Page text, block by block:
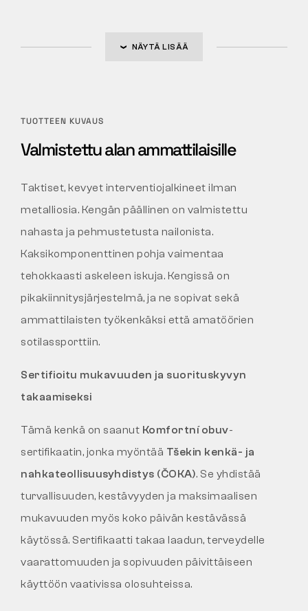
NÄYTÄ LISÄÄ
TUOTTEEN KUVAUS
Valmistettu alan ammattilaisille
Taktiset, kevyet interventiojalkineet ilman
metalliosia. Kengän päällinen on valmistettu
nahasta ja pehmustetusta nailonista.
Kaksikomponenttinen pohja vaimentaa
tehokkaasti askeleen iskuja. Kengissä on
pikakiinnitysjärjestelmä, ja ne sopivat sekä
ammattilaisten työkenkäksi että amatöörien
sotilassporttiin.
Sertifioitu mukavuuden ja suorituskyvyn
takaamiseksi
Tämä kenkä on saanut Komfortní obuv-
sertifikaatin, jonka myöntää Tšekin kenkä- ja
nahkateollisuusyhdistys (ČOKA). Se yhdistää
turvallisuuden, kestävyyden ja maksimaalisen
mukavuuden myös koko päivän kestävässä
käytössä. Sertifikaatti takaa laadun, terveydelle
vaarattomuuden ja sopivuuden päivittäiseen
käyttöön vaativissa olosuhteissa.